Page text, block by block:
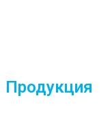
Продукция